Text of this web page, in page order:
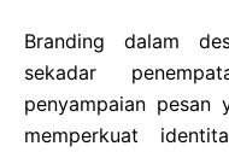
Branding dalam
sekadar
penyampaian pesan
memperkuat